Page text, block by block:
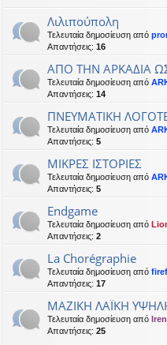
Λιλιπούπολη
Τελευταία δημοσίευση από
Απαντήσεις: 16
ΑΠΟ ΤΗΝ ΑΡΚΑΔΙΑ
Τελευταία δημοσίευση από
Απαντήσεις: 14
ΠΝΕΥΜΑΤΙΚΗ
Τελευταία δημοσίευση από
Απαντήσεις: 5
ΜΙΚΡΕΣ ΙΣΤΟΡΙΕΣ
Τελευταία δημοσίευση από
Απαντήσεις: 5
Endgame
Τελευταία δημοσίευση από
Απαντήσεις: 2
La Chorégraphie
Τελευταία δημοσίευση από
Απαντήσεις: 17
ΜΑΖΙΚΗ ΛΑΪΚΗ
Τελευταία δημοσίευση από
Απαντήσεις: 25